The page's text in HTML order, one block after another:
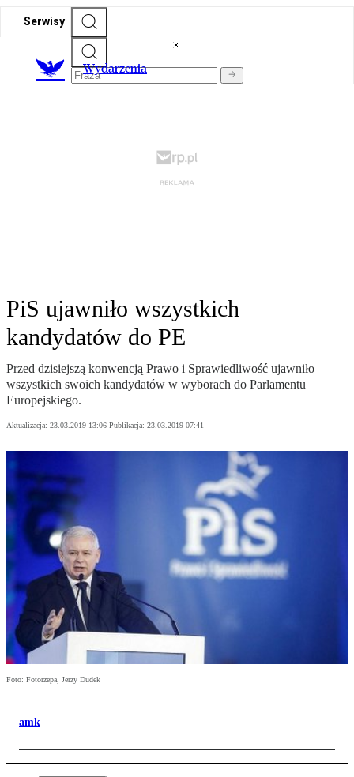
Serwisy
Wydarzenia
PiS ujawniło wszystkich
kandydatów do PE
Przed dzisiejszą konwencją Prawo i Sprawiedliwość ujawniło
wszystkich swoich kandydatów w wyborach do Parlamentu
Europejskiego.
Aktualizacja: 23.03.2019 13:06 Publikacja: 23.03.2019 07:41
Foto: Fotorzepa, Jerzy Dudek
amk